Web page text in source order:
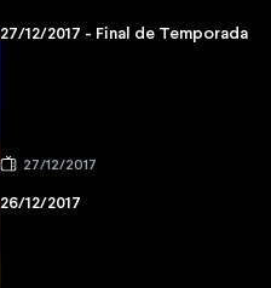
27/12/2017 - Final de Temporada
27/12/2017
26/12/2017